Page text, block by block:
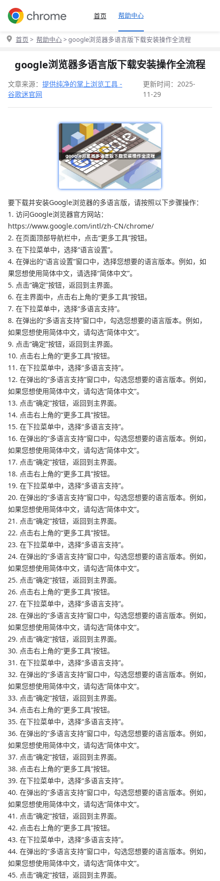
首页 帮助中心
首页 > 帮助中心> google浏览器多语言版下载安装操作全流程
google浏览器多语言版下载安装操作全流程
文章来源： 提供纯净的掌上浏览工具 -
谷歌迷官网
更新时间：2025-
11-29
要下载并安装Google浏览器的多语言版，请按照以下步骤操作：
1. 访问Google浏览器官方网站：
https://www.google.com/intl/zh-CN/chrome/
2. 在页面顶部导航栏中，点击“更多工具”按钮。
3. 在下拉菜单中，选择“语言设置”。
4. 在弹出的“语言设置”窗口中，选择您想要的语言版本。例如，如
果您想使用简体中文，请选择“简体中文”。
5. 点击“确定”按钮，返回到主界面。
6. 在主界面中，点击右上角的“更多工具”按钮。
7. 在下拉菜单中，选择“多语言支持”。
8. 在弹出的“多语言支持”窗口中，勾选您想要的语言版本。例如，
如果您想使用简体中文，请勾选“简体中文”。
9. 点击“确定”按钮，返回到主界面。
10. 点击右上角的“更多工具”按钮。
11. 在下拉菜单中，选择“多语言支持”。
12. 在弹出的“多语言支持”窗口中，勾选您想要的语言版本。例如，
如果您想使用简体中文，请勾选“简体中文”。
13. 点击“确定”按钮，返回到主界面。
14. 点击右上角的“更多工具”按钮。
15. 在下拉菜单中，选择“多语言支持”。
16. 在弹出的“多语言支持”窗口中，勾选您想要的语言版本。例如，
如果您想使用简体中文，请勾选“简体中文”。
17. 点击“确定”按钮，返回到主界面。
18. 点击右上角的“更多工具”按钮。
19. 在下拉菜单中，选择“多语言支持”。
20. 在弹出的“多语言支持”窗口中，勾选您想要的语言版本。例如，
如果您想使用简体中文，请勾选“简体中文”。
21. 点击“确定”按钮，返回到主界面。
22. 点击右上角的“更多工具”按钮。
23. 在下拉菜单中，选择“多语言支持”。
24. 在弹出的“多语言支持”窗口中，勾选您想要的语言版本。例如，
如果您想使用简体中文，请勾选“简体中文”。
25. 点击“确定”按钮，返回到主界面。
26. 点击右上角的“更多工具”按钮。
27. 在下拉菜单中，选择“多语言支持”。
28. 在弹出的“多语言支持”窗口中，勾选您想要的语言版本。例如，
如果您想使用简体中文，请勾选“简体中文”。
29. 点击“确定”按钮，返回到主界面。
30. 点击右上角的“更多工具”按钮。
31. 在下拉菜单中，选择“多语言支持”。
32. 在弹出的“多语言支持”窗口中，勾选您想要的语言版本。例如，
如果您想使用简体中文，请勾选“简体中文”。
33. 点击“确定”按钮，返回到主界面。
34. 点击右上角的“更多工具”按钮。
35. 在下拉菜单中，选择“多语言支持”。
36. 在弹出的“多语言支持”窗口中，勾选您想要的语言版本。例如，
如果您想使用简体中文，请勾选“简体中文”。
37. 点击“确定”按钮，返回到主界面。
38. 点击右上角的“更多工具”按钮。
39. 在下拉菜单中，选择“多语言支持”。
40. 在弹出的“多语言支持”窗口中，勾选您想要的语言版本。例如，
如果您想使用简体中文，请勾选“简体中文”。
41. 点击“确定”按钮，返回到主界面。
42. 点击右上角的“更多工具”按钮。
43. 在下拉菜单中，选择“多语言支持”。
44. 在弹出的“多语言支持”窗口中，勾选您想要的语言版本。例如，
如果您想使用简体中文，请勾选“简体中文”。
45. 点击“确定”按钮，返回到主界面。